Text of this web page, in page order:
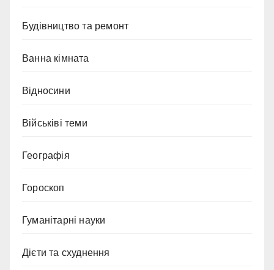
Будівництво та ремонт
Ванна кімната
Відносини
Військіві теми
Географія
Гороскоп
Гуманітарні науки
Дієти та схуднення